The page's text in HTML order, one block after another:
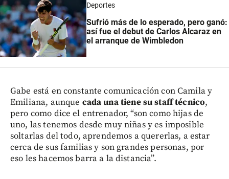
Deportes
Sufrió más de lo esperado, pero ganó:
así fue el debut de Carlos Alcaraz en
el arranque de Wimbledon
Gabe está en constante comunicación con Camila y
Emiliana, aunque cada una tiene su staff técnico,
pero como dice el entrenador, “son como hijas de
uno, las tenemos desde muy niñas y es imposible
soltarlas del todo, aprendemos a quererlas, a estar
cerca de sus familias y son grandes personas, por
eso les hacemos barra a la distancia”.